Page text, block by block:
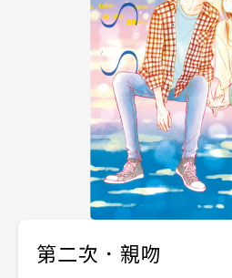
第二次．親吻